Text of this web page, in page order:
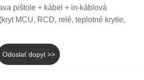
pištole + kábel + in-káblová
MCU, RCD, relé, teplotné krytie,
Odoslať dopyt >>